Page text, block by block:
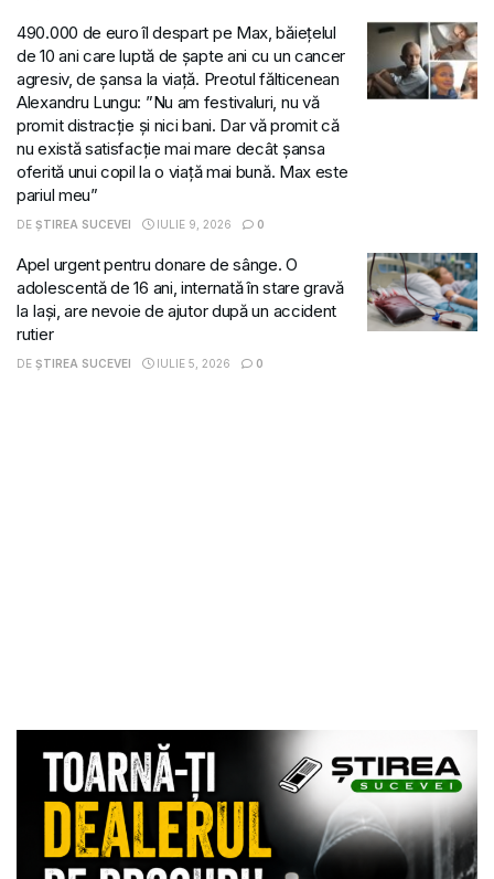
490.000 de euro îl despart pe Max, băiețelul
de 10 ani care luptă de șapte ani cu un cancer
agresiv, de șansa la viață. Preotul fălticenean
Alexandru Lungu: ”Nu am festivaluri, nu vă
promit distracție și nici bani. Dar vă promit că
nu există satisfacție mai mare decât șansa
oferită unui copil la o viață mai bună. Max este
pariul meu”
DE ȘTIREA SUCEVEI IULIE 9, 2026 0
Apel urgent pentru donare de sânge. O
adolescentă de 16 ani, internată în stare gravă
la Iași, are nevoie de ajutor după un accident
rutier
DE ȘTIREA SUCEVEI IULIE 5, 2026 0